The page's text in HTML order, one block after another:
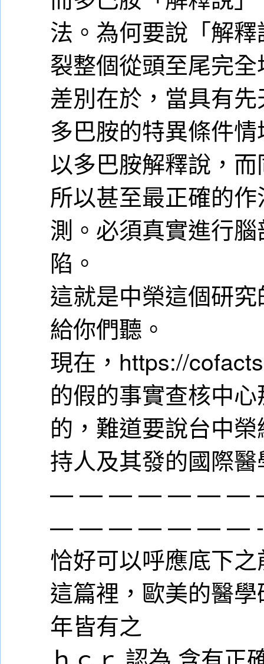
法。為何要說「解
裂整個從頭至尾完
差別在於，當具有
多巴胺的特異條件
以多巴胺解釋說，
所以甚至最正確的
測。必須真實進行
陷。
這就是中榮這個研
給你們聽。
現在，https://
的假的事實查核中
的，難道要說台中
持人及其發的國際
— — — — — — —
— — — — — — — -
恰好可以呼應底下
這篇裡，歐美的醫
年皆有之